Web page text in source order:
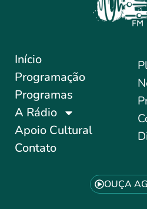
Início
Programação
Programas
A Rádio
Apoio Cultural
Contato
OUÇA